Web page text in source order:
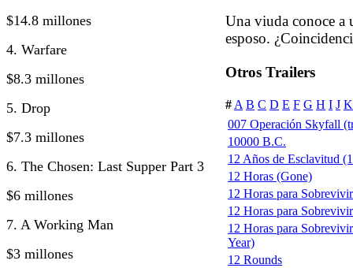
$14.8 millones
4. Warfare
$8.3 millones
5. Drop
$7.3 millones
6. The Chosen: Last Supper Part 3
$6 millones
7. A Working Man
$3 millones
Una viuda conoce a
esposo.
Otros Trailers
# A B C D E F G H I J K
007 Operación Skyfall
10000 B.C.
12 Años de Esclavitud
12 Horas (Gone)
12 Horas para
12 Horas para
12 Horas para
Year)
12 Rounds